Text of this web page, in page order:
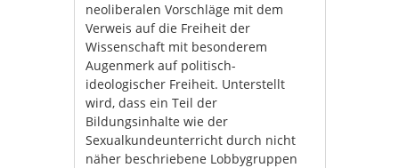
neoliberalen Vorschläge mit dem
Verweis auf die Freiheit der
Wissenschaft mit besonderem
Augenmerk auf politisch-
ideologischer Freiheit. Unterstellt
wird, dass ein Teil der
Bildungsinhalte wie der
Sexualkundeunterricht durch nicht
näher beschriebene Lobbygruppen